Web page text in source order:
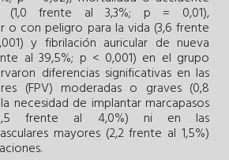
(1,0 frente al 3,3%; p = 0,01),
o con peligro para la vida (3,6 frente
y fibrilación auricular de nueva
al 39,5%; p < 0,001) en el grupo
diferencias significativas en las
(FPV) moderadas o graves (0,8
necesidad de implantar marcapasos
frente al 4,0%) ni en las
mayores (2,2 frente al 1,5%)